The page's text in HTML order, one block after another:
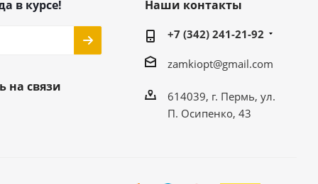
в курсе!
на связи
Наши контакты
+7 (342) 241-21-92
zamkiopt@gmail.com
614039, г. Пермь, ул.
П. Осипенко, 43